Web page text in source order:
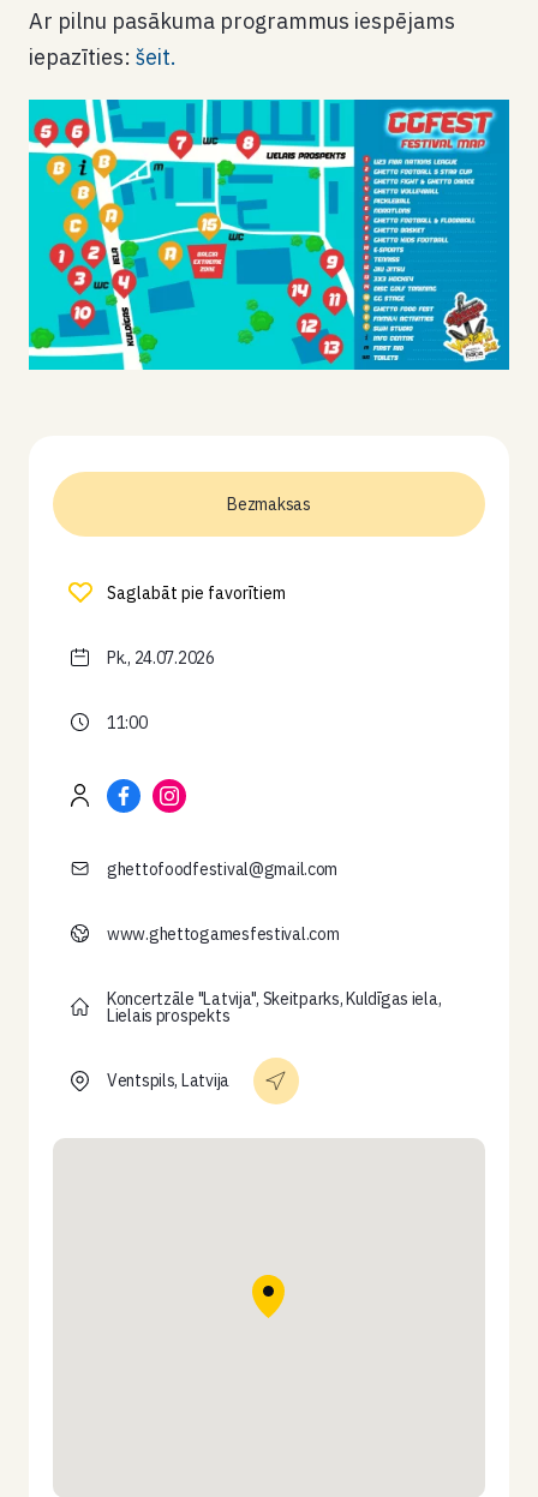
Ar pilnu pasākuma programmus iespējams
iepazīties: šeit.
Bezmaksas
Saglabāt pie favorītiem
Pk., 24.07.2026
11:00
ghettofoodfestival@gmail.com
www.ghettogamesfestival.com
Koncertzāle "Latvija", Skeitparks, Kuldīgas iela,
Lielais prospekts
Ventspils, Latvija